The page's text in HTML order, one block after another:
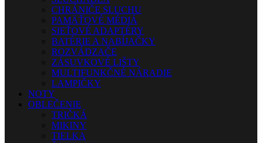
CHRÁNIČE SLUCHU
PAMÄŤOVÉ MÉDIÁ
SIEŤOVÉ ADAPTÉRY
BATÉRIE A NABÍJAČKY
ROZVÁDZAČE
ZÁSUVKOVÉ LIŠTY
MULTIFUNKČNÉ NÁRADIE
LAMPIČKY
NOTY
OBLEČENIE
TRIČKÁ
MIKINY
TIELKA